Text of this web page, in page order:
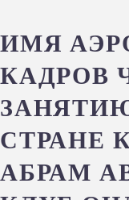
ИМЯ
КАДРОВ
СТРАНЕ
АБРАМ